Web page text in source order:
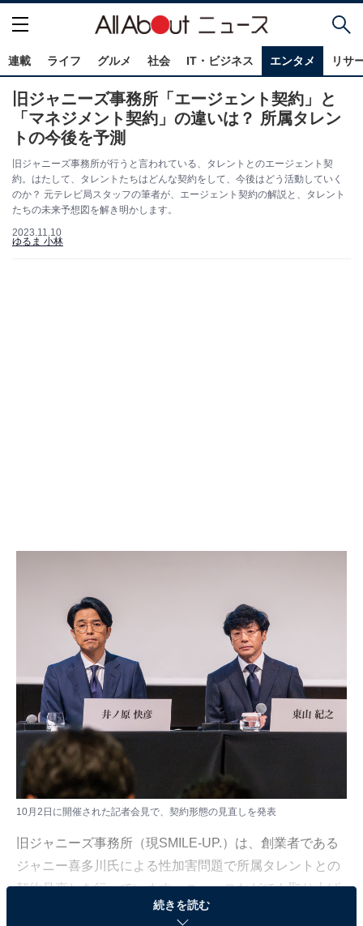
連載 ライフ グルメ 社会 IT・ビジネス エンタメ リサ
旧ジャニーズ事務所「エージェント契約」と
「マネジメント契約」の違いは？ 所属タレン
トの今後を予測
旧ジャニーズ事務所が行うと言われている、タレントとのエージェント契
約。はたして、タレントたちはどんな契約をして、今後はどう活動していく
のか？ 元テレビ局スタッフの筆者が、エージェント契約の解説と、タレント
たちの未来予想図を解き明かします。
2023.11.10
ゆるま 小林
10月2日に開催された記者会見で、契約形態の見直しを発表
旧ジャニーズ事務所（現SMILE-UP.）は、創業者である
ジャニー喜多川氏による性加害問題で所属タレントとの
契約見直しを行っています。ニュースなどでも取り上げ
られている「エージェント契約」に移行するのですが、
続きを読む